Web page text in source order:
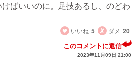
ばいいのに。足技あるし、のどわ
いいね 5 ダメ 20
このコメントに返信
2023年11月09日 21:00